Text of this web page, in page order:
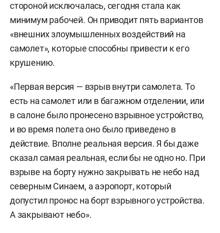
стороной исключалась, сегодня стала как
минимум рабочей. Он приводит пять вариантов
«внешних злоумышленных воздействий на
самолет», которые способны привести к его
крушению.
«Первая версия — взрыв внутри самолета. То
есть на самолет или в багажном отделении, или
в салоне было пронесено взрывное устройство,
и во время полета оно было приведено в
действие. Вполне реальная версия. Я бы даже
сказал самая реальная, если бы не одно но. При
взрыве на борту нужно закрывать не небо над
северным Синаем, а аэропорт, который
допустил пронос на борт взрывного устройства.
А закрывают небо».